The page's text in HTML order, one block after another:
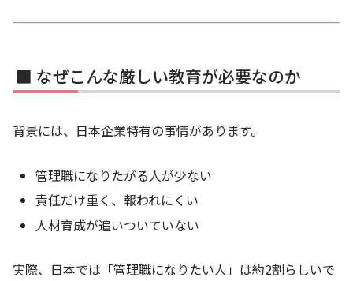
■ なぜこんな厳しい教育が必要なのか
背景には、日本企業特有の事情があります。
管理職になりたがる人が少ない
責任だけ重く、報われにくい
人材育成が追いついていない
実際、日本では「管理職になりたい人」は約2割らしいで